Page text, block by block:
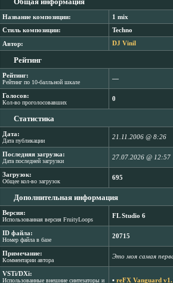
Название композиции: 1 mix
Стиль композиции: Techno
Автор: DJ Vinil
Рейтинг
Рейтинг:
Рейтинг по 10-балльной шкале
―
Голосов:
Кол-во проголосовавших
0
Статистика
Дата:
Дата публикации
21.11.2006 @ 8:26
Последняя загрузка:
Дата последней загрузки
27.07.2026 @ 12:57
Загрузок:
Общее кол-во загрузок
695
Дополнительная информация
Версия:
Использованная версия FruityLoops
FL Studio 6
ID файла:
Номер файла в базе
20715
Примечание:
Комментарии автора
Это моя самая
VSTi/DXi:
Использованные внешние синтезаторы и
▪ reFX Vanguard